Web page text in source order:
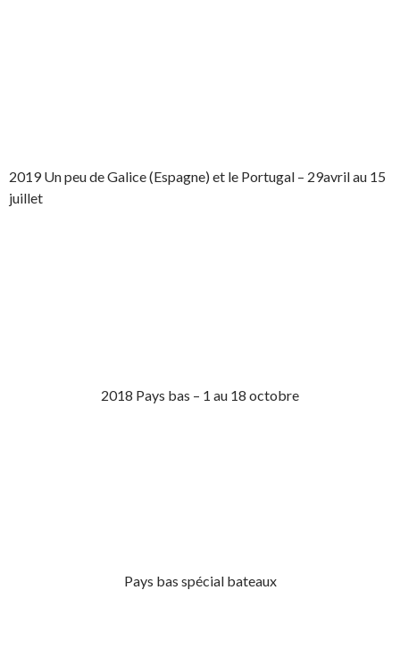
2019 Un peu de Galice (Espagne) et le Portugal – 29avril au 15
juillet
2018 Pays bas – 1 au 18 octobre
Pays bas spécial bateaux